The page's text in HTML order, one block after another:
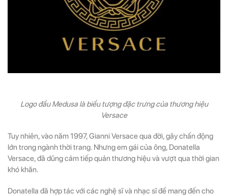
Logo đầu Medusa là biểu tượng đặc trưng của thương hiệu
Versace
Tuy nhiên, vào năm 1997, Gianni Versace qua đời, gây chấn động
lớn trong ngành thời trang. Nhưng em gái của ông, Donatella
Versace, đã dũng cảm tiếp quản thương hiệu và vượt qua thời gian
khó khăn.
Donatella đã hợp tác với các nghệ sĩ và nhạc sĩ để mang đến cho